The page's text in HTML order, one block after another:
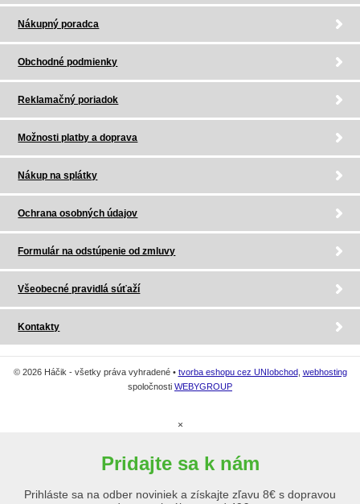
Nákupný poradca
Obchodné podmienky
Reklamačný poriadok
Možnosti platby a doprava
Nákup na splátky
Ochrana osobných údajov
Formulár na odstúpenie od zmluvy
Všeobecné pravidlá súťaží
Kontakty
© 2026 Háčik - všetky práva vyhradené • tvorba eshopu cez UNIobchod, webhosting
spoločnosti WEBYGROUP
×
Pridajte sa k nám
Prihláste sa na odber noviniek a získajte zľavu 8€ s dopravou